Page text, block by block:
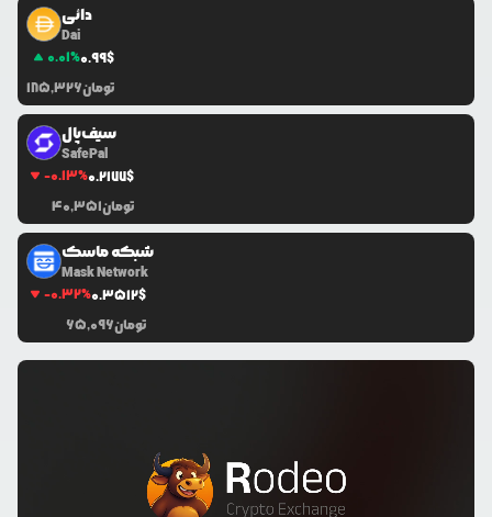
دائی
Dai
0.01%0.99$
185,326تومان
سیف‌پال
SafePal
-0.13%0.2177$
40,351تومان
شبکه ماسک
Mask Network
-0.32%0.3512$
65,096تومان